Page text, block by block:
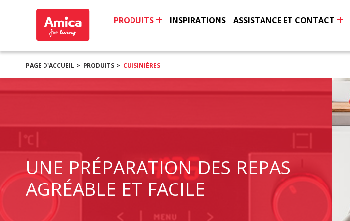
PRODUITS INSPIRATIONS ASSISTANCE ET CONTACT
PAGE D'ACCUEIL PRODUITS CUISINIÈRES
UNE PRÉPARATION DES REPAS
AGRÉABLE ET FACILE